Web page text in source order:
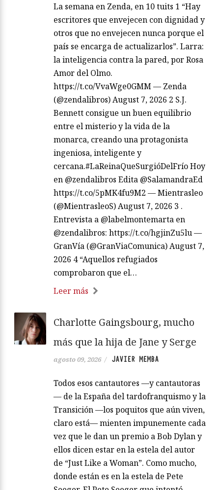
La semana en Zenda, en 10 tuits 1 “Hay
escritores que envejecen con dignidad y
otros que no envejecen nunca porque el
país se encarga de actualizarlos”. Larra:
la inteligencia contra la pared, por Rosa
Amor del Olmo.
https://t.co/VvaWge0GMM — Zenda
(@zendalibros) August 7, 2026 2 S.J.
Bennett consigue un buen equilibrio
entre el misterio y la vida de la
monarca, creando una protagonista
ingeniosa, inteligente y
cercana.#LaReinaQueSurgióDelFrío Hoy
en @zendalibros Edita @SalamandraEd
https://t.co/5pMK4fu9M2 — Mientrasleo
(@MientrasleoS) August 7, 2026 3 .
Entrevista a @labelmontemarta en
@zendalibros: https://t.co/hgjinZu5lu —
GranVía (@GranViaComunica) August 7,
2026 4 “Aquellos refugiados
comprobaron que el…
Leer más
Charlotte Gaingsbourg, mucho
más que la hija de Jane y Serge
agosto 09, 2026 / JAVIER MEMBA
Todos esos cantautores —y cantautoras
— de la España del tardofranquismo y la
Transición —los poquitos que aún viven,
claro está— mienten impunemente cada
vez que le dan un premio a Bob Dylan y
ellos dicen estar en la estela del autor
de “Just Like a Woman”. Como mucho,
donde están es en la estela de Pete